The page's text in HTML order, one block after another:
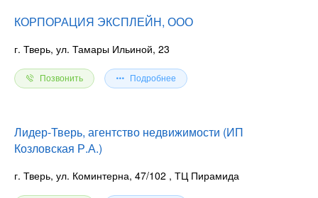
КОРПОРАЦИЯ ЭКСПЛЕЙН, ООО
г. Тверь, ул. Тамары Ильиной, 23
Позвонить Подробнее
Лидер-Тверь, агентство недвижимости (ИП
Козловская Р.А.)
г. Тверь, ул. Коминтерна, 47/102 , ТЦ Пирамида